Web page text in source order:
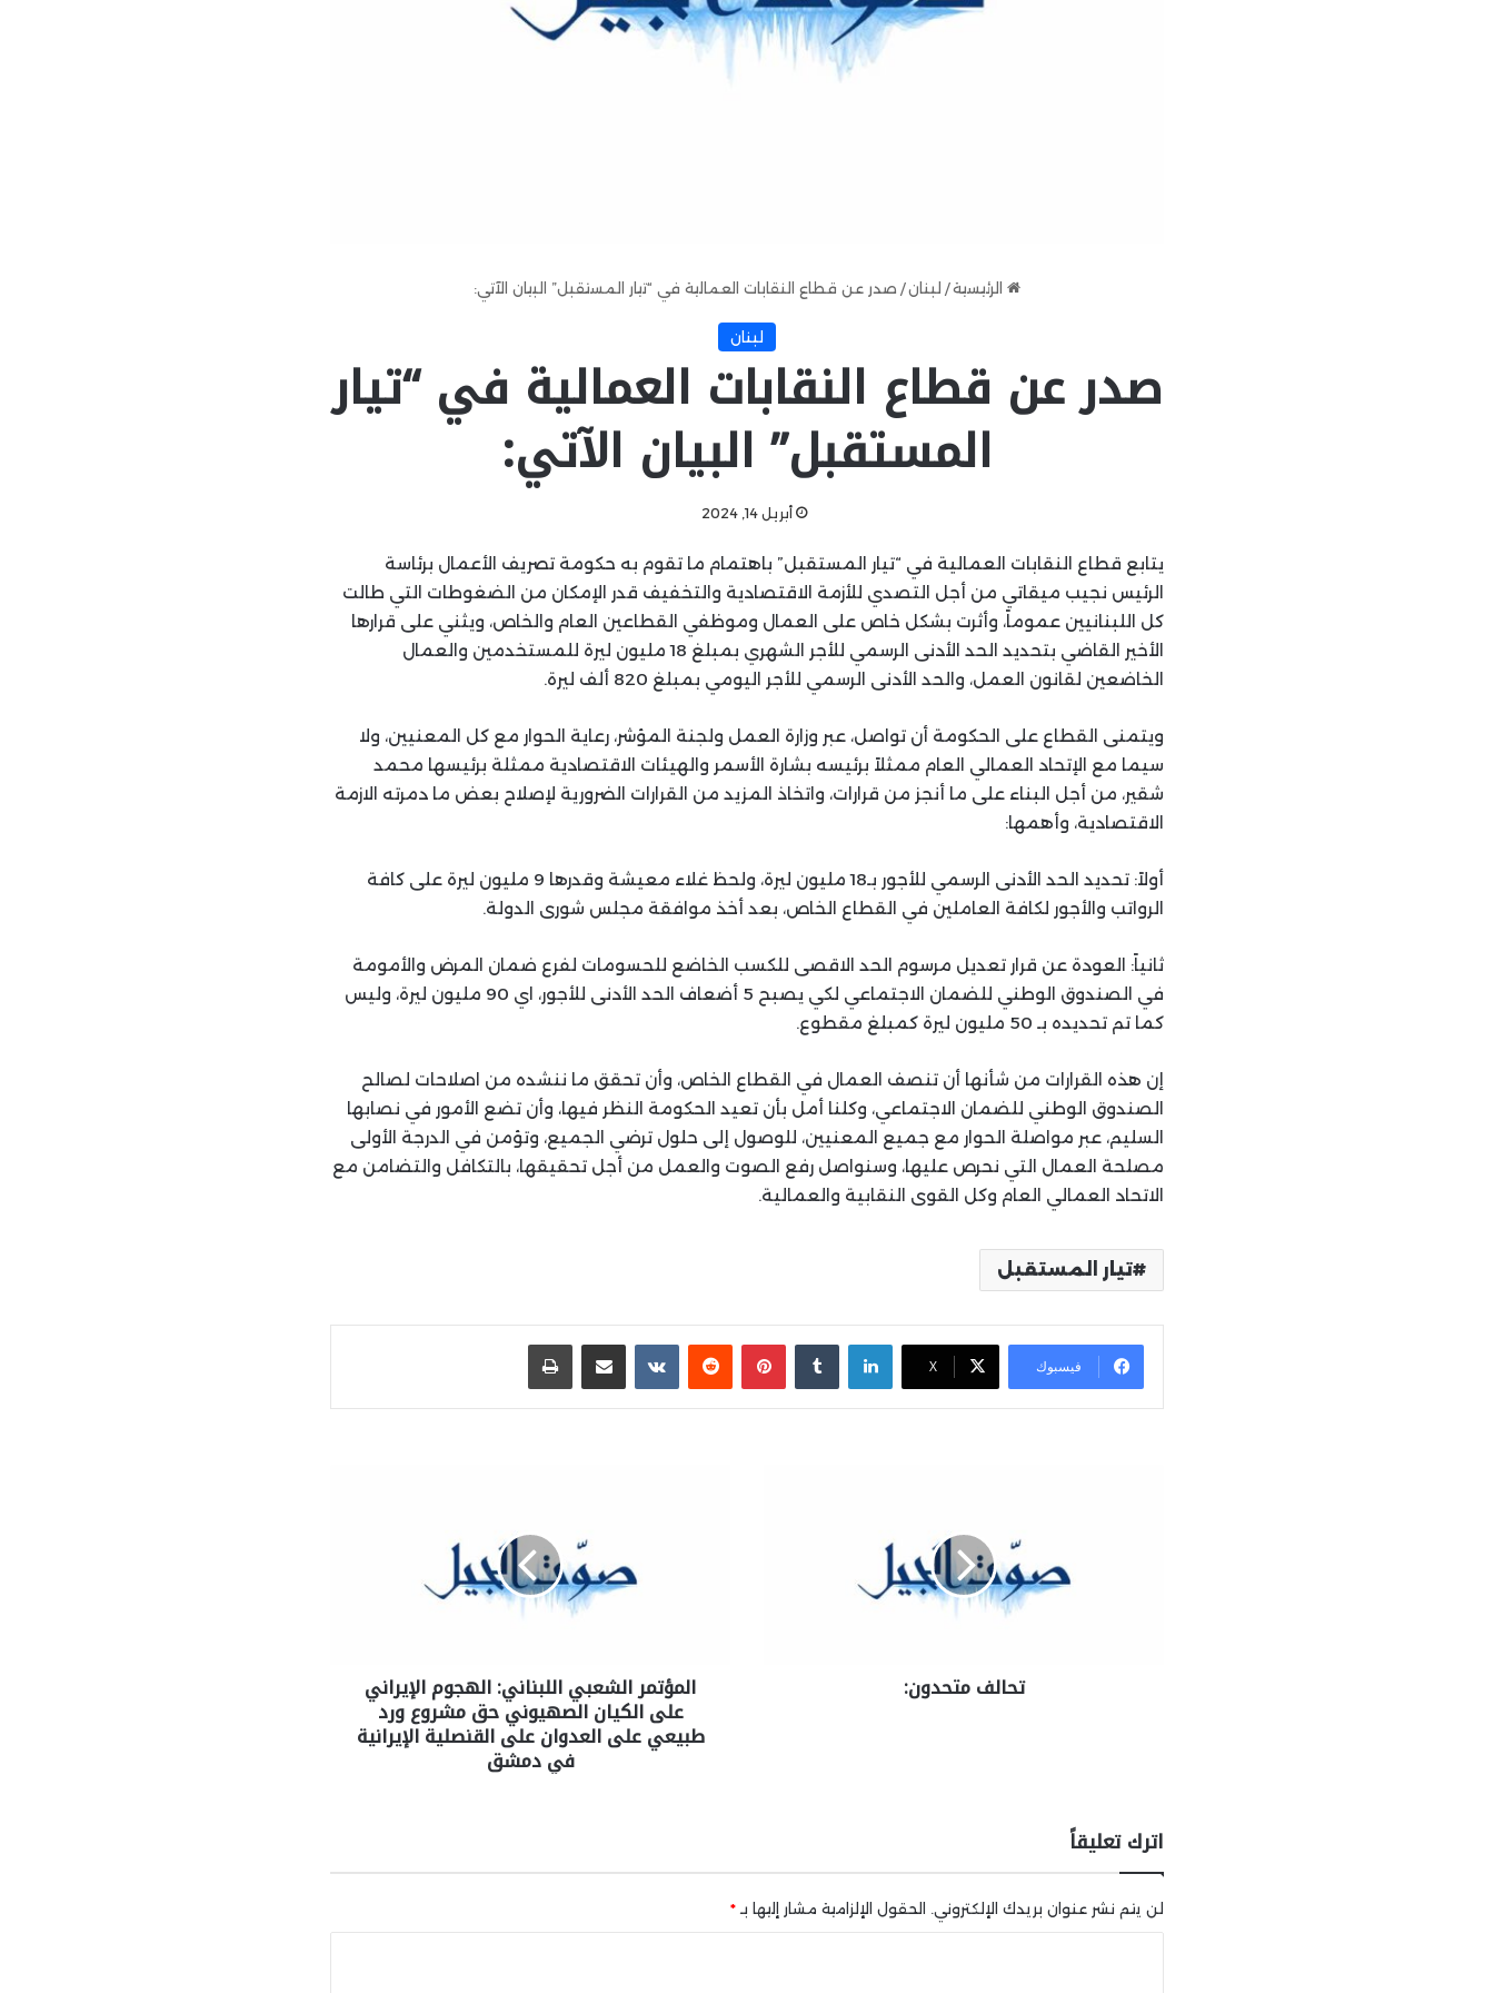
الرئيسية/ لبنان/ صدر عن قطاع النقابات العمالية في “تيار المستقبل” البيان الآتي:
لبنان
صدر عن قطاع النقابات العمالية في “تيار
المستقبل” البيان الآتي:
أبريل 14, 2024
يتابع قطاع النقابات العمالية في “تيار المستقبل” باهتمام ما تقوم به حكومة تصريف الأعمال برئاسة
الرئيس نجيب ميقاتي من أجل التصدي للأزمة الاقتصادية والتخفيف قدر الإمكان من الضغوطات التي طالت
كل اللبنانيين عموماً، وأثرت بشكل خاص على العمال وموظفي القطاعين العام والخاص، ويثني على قرارها
الأخير القاضي بتحديد الحد الأدنى الرسمي للأجر الشهري بمبلغ 18 مليون ليرة للمستخدمين والعمال
الخاضعين لقانون العمل، والحد الأدنى الرسمي للأجر اليومي بمبلغ 820 ألف ليرة.
ويتمنى القطاع على الحكومة أن تواصل، عبر وزارة العمل ولجنة المؤشر، رعاية الحوار مع كل المعنيين، ولا
سيما مع الإتحاد العمالي العام ممثلاً برئيسه بشارة الأسمر والهيئات الاقتصادية ممثلة برئيسها محمد
شقير، من أجل البناء على ما أنجز من قرارات، واتخاذ المزيد من القرارات الضرورية لإصلاح بعض ما دمرته الازمة
الاقتصادية، وأهمها:
أولاً: تحديد الحد الأدنى الرسمي للأجور بـ18 مليون ليرة، ولحظ غلاء معيشة وقدرها 9 مليون ليرة على كافة
الرواتب والأجور لكافة العاملين في القطاع الخاص، بعد أخذ موافقة مجلس شورى الدولة.
ثانياً: العودة عن قرار تعديل مرسوم الحد الاقصى للكسب الخاضع للحسومات لفرع ضمان المرض والأمومة
في الصندوق الوطني للضمان الاجتماعي لكي يصبح 5 أضعاف الحد الأدنى للأجور، اي 90 مليون ليرة، وليس
كما تم تحديده بـ 50 مليون ليرة كمبلغ مقطوع.
إن هذه القرارات من شأنها أن تنصف العمال في القطاع الخاص، وأن تحقق ما ننشده من اصلاحات لصالح
الصندوق الوطني للضمان الاجتماعي، وكلنا أمل بأن تعيد الحكومة النظر فيها، وأن تضع الأمور في نصابها
السليم، عبر مواصلة الحوار مع جميع المعنيين، للوصول إلى حلول ترضي الجميع، وتؤمن في الدرجة الأولى
مصلحة العمال التي نحرص عليها، وسنواصل رفع الصوت والعمل من أجل تحقيقها، بالتكافل والتضامن مع
الاتحاد العمالي العام وكل القوى النقابية والعمالية.
تيار المستقبل
فيسبوك X
لينكدإن بينتيريست مشاركة عبر البريد طباعة
تحالف متحدون: المؤتمر الشعبي اللبناني: الهجوم الإيراني
على الكيان الصهيوني حق مشروع ورد
طبيعي على العدوان على القنصلية الإيرانية
في دمشق
اترك تعليقاً
لن يتم نشر عنوان بريدك الإلكتروني. الحقول الإلزامية مشار إليها بـ *